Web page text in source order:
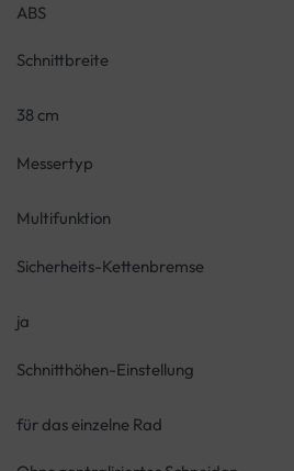
ABS
Schnittbreite
38 cm
Messertyp
Multifunktion
Sicherheits-Kettenbremse
ja
Schnitthöhen-Einstellung
für das einzelne Rad